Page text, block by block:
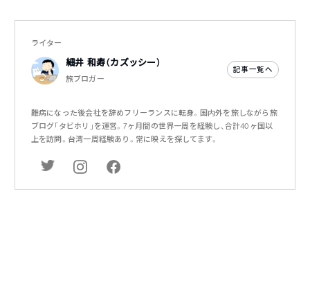
ライター
細井 和寿（カズッシー）
旅ブロガー
記事一覧へ
難病になった後会社を辞めフリーランスに転身。国内外を旅しながら旅
ブログ「タビホリ」を運営。7ヶ月間の世界一周を経験し、合計40ヶ国以
上を訪問。台湾一周経験あり。常に映えを探してます。